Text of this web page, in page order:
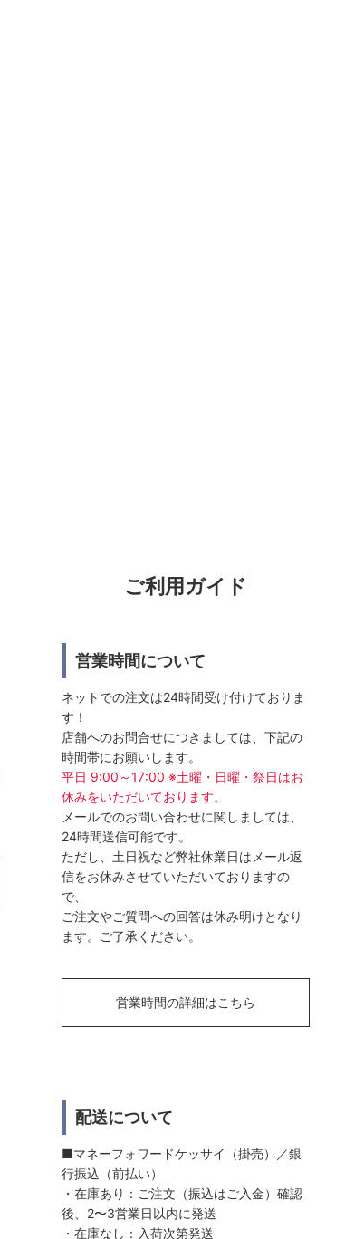
ご利用ガイド
営業時間について
ネットでの注文は24時間受け付けておりま
す！
店舗へのお問合せにつきましては、下記の
時間帯にお願いします。
平日 9:00～17:00 ※土曜・日曜・祭日はお
休みをいただいております。
メールでのお問い合わせに関しましては、
24時間送信可能です。
ただし、土日祝など弊社休業日はメール返
信をお休みさせていただいておりますの
で、
ご注文やご質問への回答は休み明けとなり
ます。ご了承ください。
営業時間の詳細はこちら
配送について
■マネーフォワードケッサイ（掛売）／銀
行振込（前払い）
・在庫あり：ご注文（振込はご入金）確認
後、2〜3営業日以内に発送
・在庫なし：入荷次第発送